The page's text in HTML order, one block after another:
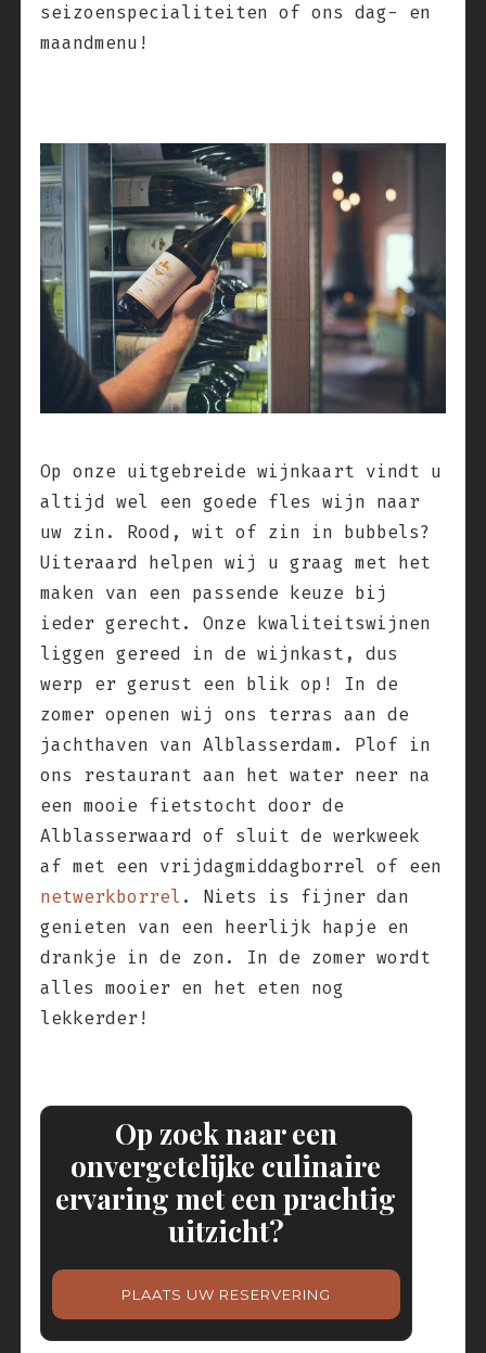
seizoenspecialiteiten of ons dag- en
maandmenu!
Op onze uitgebreide wijnkaart vindt u
altijd wel een goede fles wijn naar
uw zin. Rood, wit of zin in bubbels?
Uiteraard helpen wij u graag met het
maken van een passende keuze bij
ieder gerecht. Onze kwaliteitswijnen
liggen gereed in de wijnkast, dus
werp er gerust een blik op! In de
zomer openen wij ons terras aan de
jachthaven van Alblasserdam. Plof in
ons restaurant aan het water neer na
een mooie fietstocht door de
Alblasserwaard of sluit de werkweek
af met een vrijdagmiddagborrel of een
netwerkborrel . Niets is fijner dan
genieten van een heerlijk hapje en
drankje in de zon. In de zomer wordt
alles mooier en het eten nog
lekkerder!
Op zoek naar een
onvergetelijke culinaire
ervaring met een prachtig
uitzicht?
PLAATS UW RESERVERING